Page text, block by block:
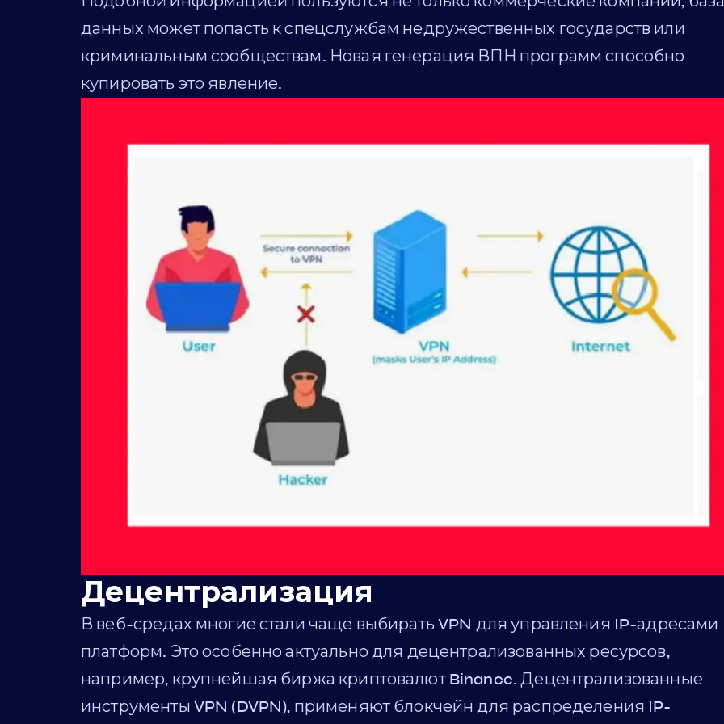
данных может попасть к спецслужбам недружественных государств или
криминальным сообществам. Новая генерация ВПН программ способно
купировать это явление.
Децентрализация
В веб-средах многие стали чаще выбирать VPN для управления IP-адресами
платформ. Это особенно актуально для децентрализованных ресурсов,
например, крупнейшая биржа криптовалют Binance. Децентрализованные
инструменты VPN (DVPN), применяют блокчейн для распределения IP-